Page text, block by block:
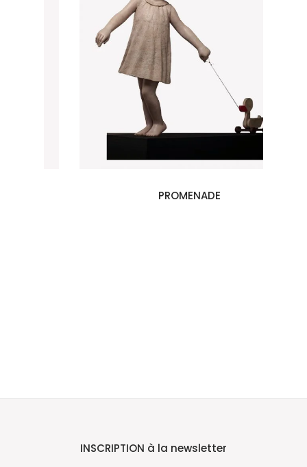
PROMENADE
INSCRIPTION à la newsletter